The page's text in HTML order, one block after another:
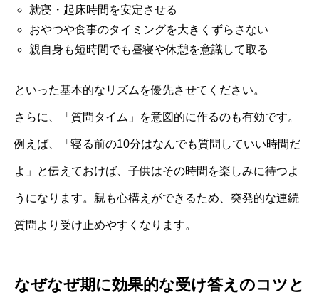
就寝・起床時間を安定させる
おやつや食事のタイミングを大きくずらさない
親自身も短時間でも昼寝や休憩を意識して取る
といった基本的なリズムを優先させてください。
さらに、「質問タイム」を意図的に作るのも有効です。
例えば、「寝る前の10分はなんでも質問していい時間だ
よ」と伝えておけば、子供はその時間を楽しみに待つよ
うになります。親も心構えができるため、突発的な連続
質問より受け止めやすくなります。
なぜなぜ期に効果的な受け答えのコツと